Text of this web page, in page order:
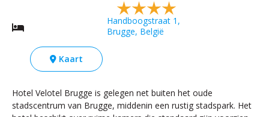
Handboogstraat 1,
Brugge, België
Kaart
Hotel Velotel Brugge is gelegen net buiten het oude
stadscentrum van Brugge, middenin een rustig stadspark. Het